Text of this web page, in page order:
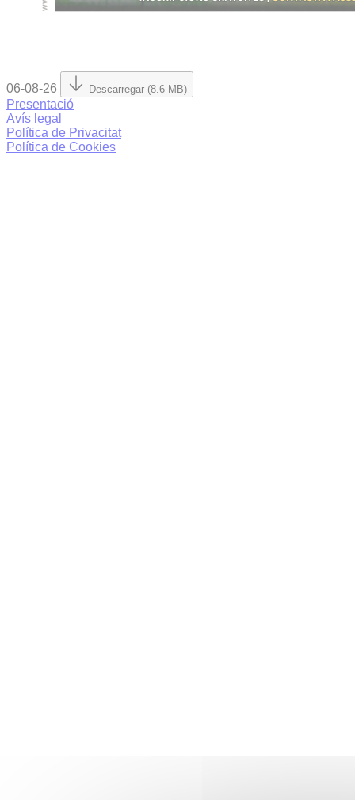
06-08-26 Descarregar (8.6 MB)
Presentació
Avís legal
Política de Privacitat
Política de Cookies